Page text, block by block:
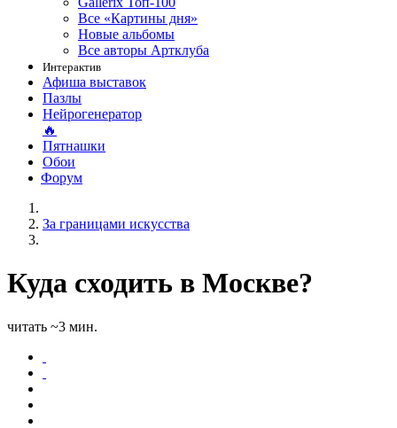
Все «Картины дня»
Новые альбомы
Все авторы Артклуба
Интерактив
Афиша выставок
Пазлы
Нейрогенератор
🔥
Пятнашки
Обои
Форум
За границами искусства
Куда сходить в Москве?
читать ~3 мин.